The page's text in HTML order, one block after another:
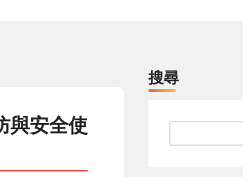
與安全使
搜尋